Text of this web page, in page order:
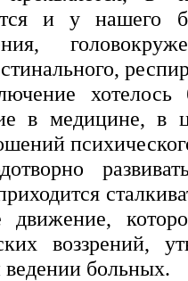
и у нашего
,
хотелось
в медицине, в
движение,
воззрений,
ведении больных.